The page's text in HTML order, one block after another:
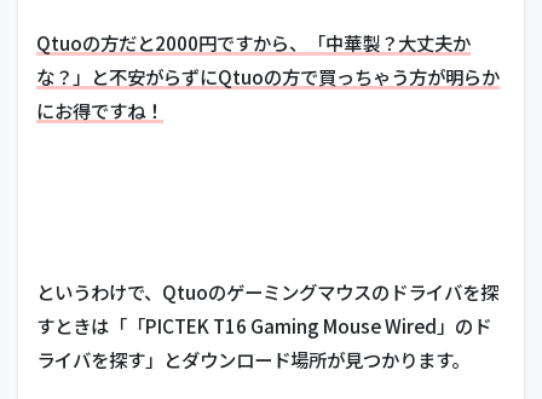
Qtuoの方だと2000円ですから、「中華製？大丈夫か
な？」と不安がらずにQtuoの方で買っちゃう方が明らか
にお得ですね！
というわけで、Qtuoのゲーミングマウスのドライバを探
すときは「「PICTEK T16 Gaming Mouse Wired」のド
ライバを探す」とダウンロード場所が見つかります。